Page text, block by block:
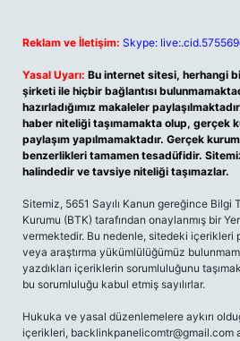
Reklam ve İletişim: Skype:
Yasal Uyarı: Bu internet sitesi, herhangi
şirketi ile hiçbir bağlantısı
hazırladığımız makaleler
haber niteliği taşımamakta olup, gerçek
paylaşım yapılmamaktadır. Gerçek
benzerlikleri tamamen tesadüfidir.
halindedir ve tavsiye niteliği taşımazlar.
Sitemiz, 5651 Sayılı Kanun gereğince Bilgi
Kurumu (BTK) tarafından onaylanmış bir
vermektedir. Bu nedenle, sitedeki içerikleri
veya araştırma yükümlülüğümüz
yazdıkları içeriklerin sorumluluğunu
bu sorumluluğu kabul etmiş sayılırlar.
Hukuka ve yasal düzenlemelere aykırı
içerikleri, backlinkpanelicomtr@gmail.com